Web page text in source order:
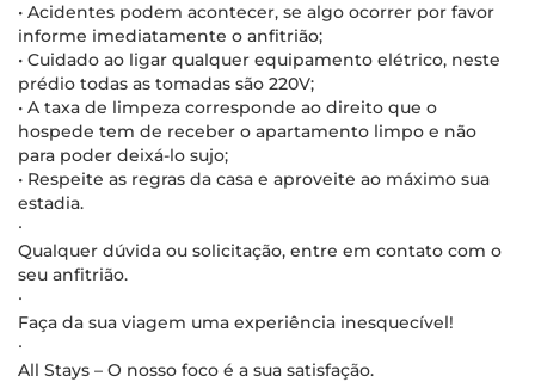
• Acidentes podem acontecer, se algo ocorrer por favor
informe imediatamente o anfitrião;
• Cuidado ao ligar qualquer equipamento elétrico, neste
prédio todas as tomadas são 220V;
• A taxa de limpeza corresponde ao direito que o
hospede tem de receber o apartamento limpo e não
para poder deixá-lo sujo;
• Respeite as regras da casa e aproveite ao máximo sua
estadia.
∙
Qualquer dúvida ou solicitação, entre em contato com o
seu anfitrião.
∙
Faça da sua viagem uma experiência inesquecível!
∙
All Stays – O nosso foco é a sua satisfação.